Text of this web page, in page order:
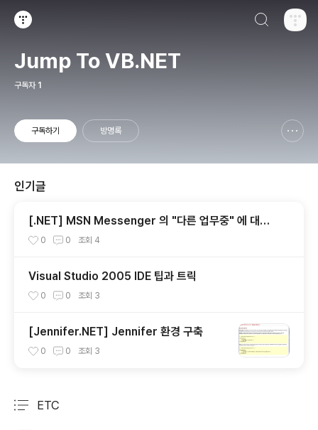
Jump To VB.NET
구독자 1
구독하기 방명록
인기글
[.NET] MSN Messenger 의 "다른 업무중" 에 대한
고찰...
0 0 조회 4
Visual Studio 2005 IDE 팁과 트릭
0 0 조회 3
[Jennifer.NET] Jennifer 환경 구축
0 0 조회 3
ETC